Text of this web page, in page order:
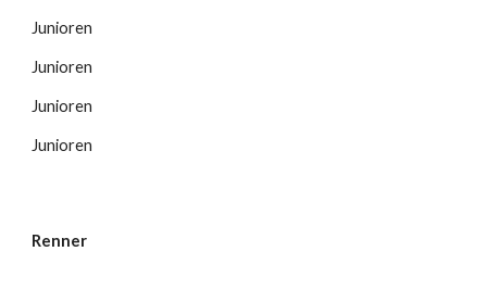
Junioren
Junioren
Junioren
Junioren
Renner